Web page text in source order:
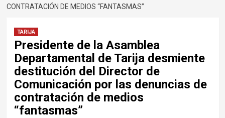
CONTRATACIÓN DE MEDIOS “FANTASMAS”
TARIJA
Presidente de la Asamblea
Departamental de Tarija desmiente
destitución del Director de
Comunicación por las denuncias de
contratación de medios
“fantasmas”